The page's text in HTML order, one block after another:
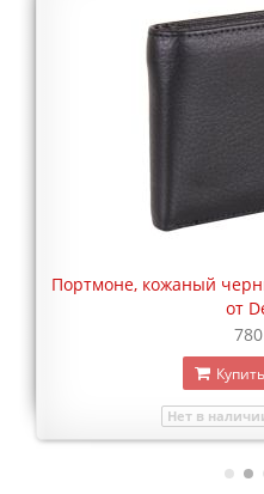
Портмоне, кожаный
от
Купить
Нет в